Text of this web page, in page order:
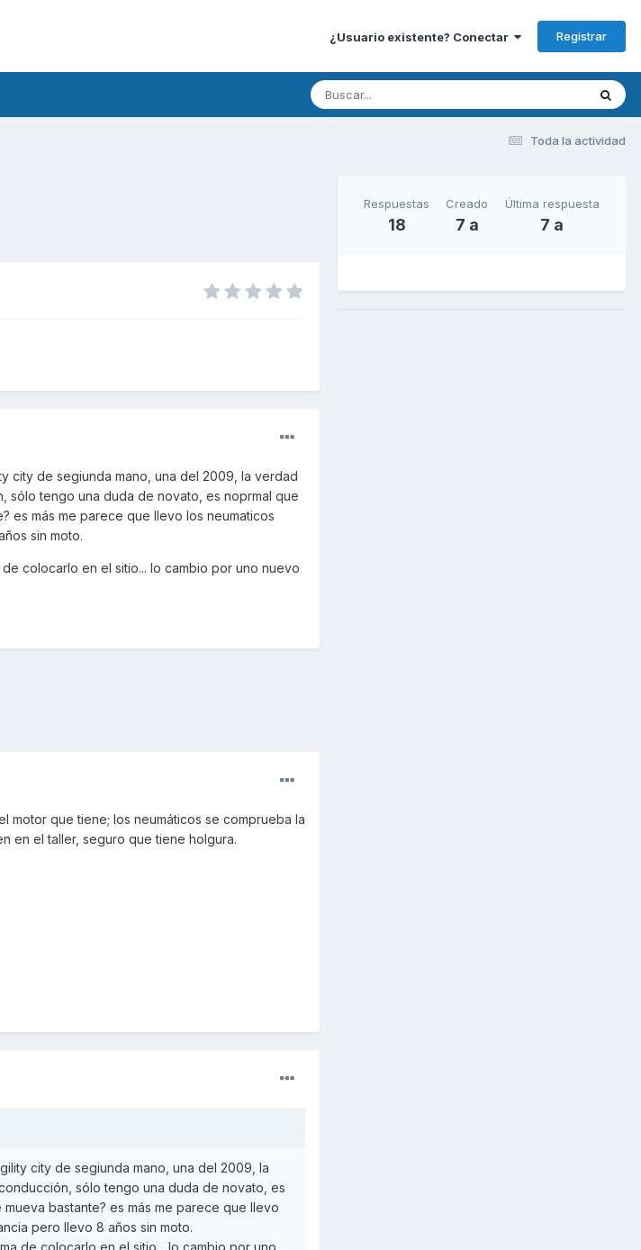
¿Usuario existente? Conectar Registrar
Toda la actividad
city de segiunda mano, una del 2009, la verdad
sólo tengo una duda de novato, es noprmal que
es más me parece que llevo los neumaticos
sin moto.
colocarlo en el sitio... lo cambio por uno nuevo
motor que tiene; los neumáticos se comprueba la
en el taller, seguro que tiene holgura.
city de segiunda mano, una del 2009, la
sólo tengo una duda de novato, es
bastante? es más me parece que llevo
pero llevo 8 años sin moto.
Respuestas
18
Creado
7 a
Última respuesta
7 a